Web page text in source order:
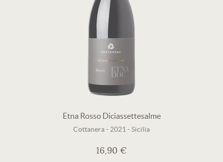
Etna Rosso Diciassettesalme
Cottanera- 2021 - Sicilia
16,90 €